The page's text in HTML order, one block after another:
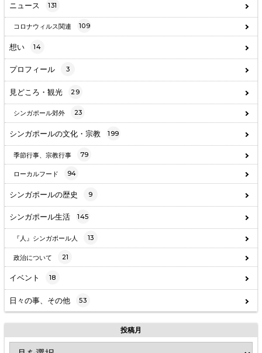
ニュース 131
コロナウィルス関連 109
想い 14
プロフィール 3
見どころ・観光 29
シンガポール郊外 23
シンガポールの文化・宗教 199
季節行事、宗教行事 79
ローカルフード 94
シンガポールの歴史 9
シンガポール生活 145
『人』シンガポール人 13
政治について 21
イベント 18
日々の事、その他 53
投稿月